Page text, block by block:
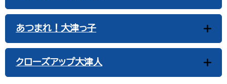
あつまれ！大津っ子
クローズアップ大津人